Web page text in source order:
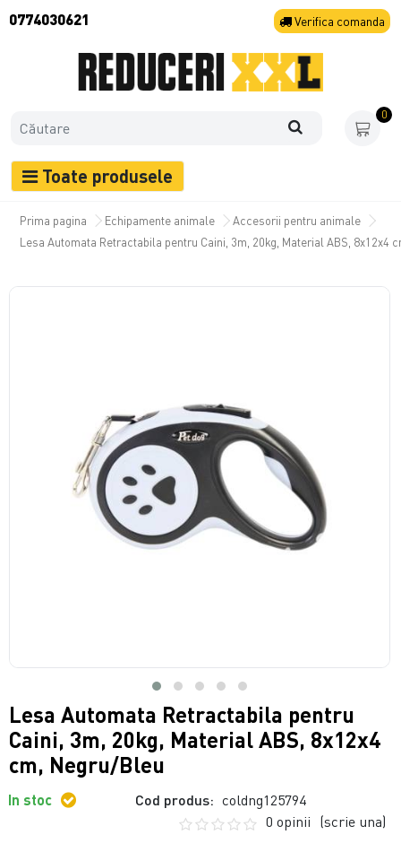
0774030621 Verifica comanda
0
Toate produsele
Prima pagina Echipamente animale
Accesorii pentru animale
Lesa Automata Retractabila pentru Caini, 3m, 20kg, Material ABS, 8x12x4
Lesa Automata Retractabila pentru
Caini, 3m, 20kg, Material ABS, 8x12x4
cm, Negru/Bleu
In stoc Cod produs: coldng125794
0 opinii (scrie una)